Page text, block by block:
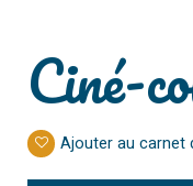
Ciné-
Ajouter au carnet